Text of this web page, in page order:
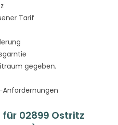
Tarif
gegeben.
02899 Ostritz